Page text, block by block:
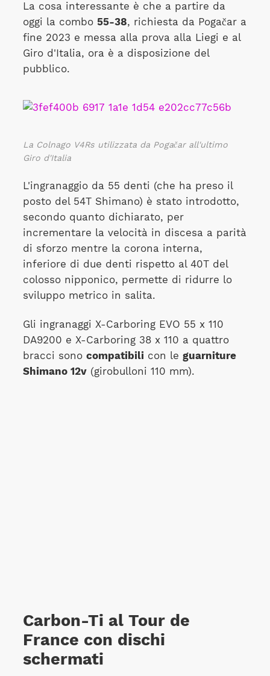
La cosa interessante è che a partire da
oggi la combo 55-38, richiesta da Pogačar a
fine 2023 e messa alla prova alla Liegi e al
Giro d'Italia, ora è a disposizione del
pubblico.
La Colnago V4Rs utilizzata da Pogačar all'ultimo
Giro d'Italia
L'ingranaggio da 55 denti (che ha preso il
posto del 54T Shimano) è stato introdotto,
secondo quanto dichiarato, per
incrementare la velocità in discesa a parità
di sforzo mentre la corona interna,
inferiore di due denti rispetto al 40T del
colosso nipponico, permette di ridurre lo
sviluppo metrico in salita.
Gli ingranaggi X-Carboring EVO 55 x 110
DA9200 e X-Carboring 38 x 110 a quattro
bracci sono compatibilicon le guarniture
Shimano 12v(girobulloni 110 mm).
Carbon-Ti al Tour de
France con dischi
schermati